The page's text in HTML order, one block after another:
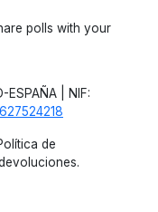
polls with your
ESPAÑA | NIF:
de